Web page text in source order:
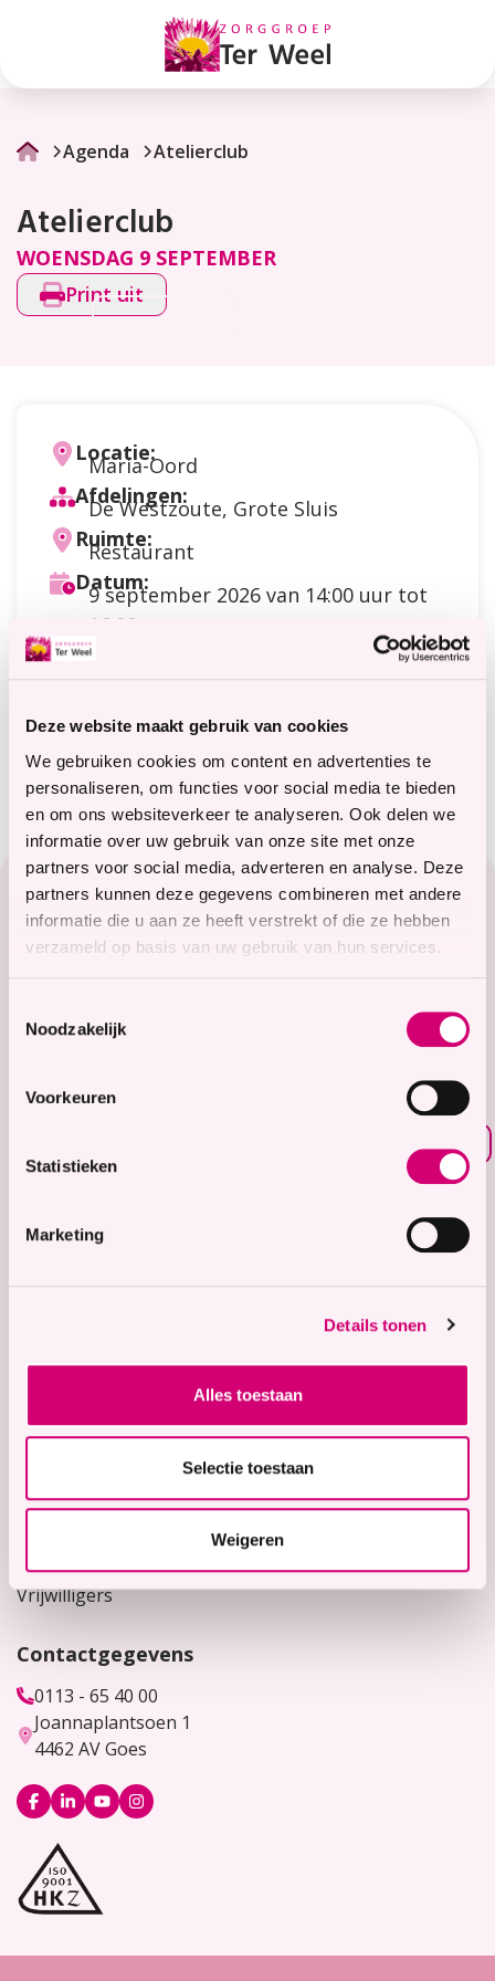
Deze website maakt gebruik van cookies
We gebruiken cookies om content en advertenties te
personaliseren, om functies voor social media te bieden
en om ons websiteverkeer te analyseren. Ook delen we
informatie over uw gebruik van onze site met onze
partners voor social media, adverteren en analyse. Deze
partners kunnen deze gegevens combineren met andere
informatie die u aan ze heeft verstrekt of die ze hebben
verzameld op basis van uw gebruik van hun services.
Noodzakelijk
Voorkeuren
Statistieken
Marketing
Details tonen
Alles toestaan
Selectie toestaan
Weigeren
Atelierclub
Agenda Atelierclub
Atelierclub
WOENSDAG 9 SEPTEMBER
Print uit
Locatie:
Maria-Oord
Afdelingen:
De Westzoute, Grote Sluis
Ruimte:
Restaurant
Datum:
9 september 2026van 14:00 uur tot
16:00 uur
Doelgroep:
Meer informatie?
terweelactief@terweel.nl
Footer
Zorg in het Zeeuwse hart
Tijdelijke zorg
Bekijk onze 9 locaties
Snel naar
Bekijk hier onze vacatures
Vrijwilligers
Contactgegevens
0113 - 65 40 00
Joannaplantsoen 1
4462 AV Goes
Logo
Facebook
Logo
LinkedIn
LogoLogo